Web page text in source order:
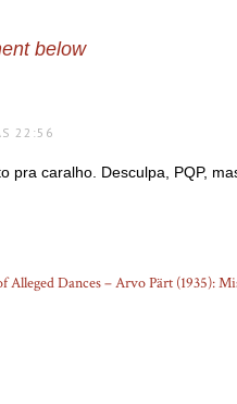
below
22:56
pra caralho. Desculpa, PQP,
Alleged Dances – Arvo Pärt (1935):